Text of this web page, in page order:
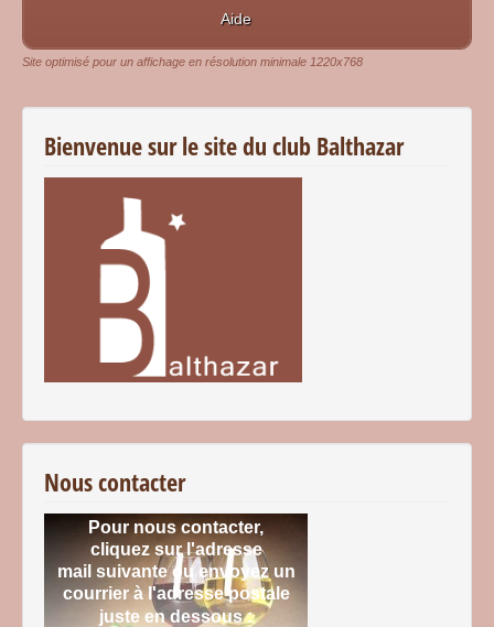
Aide
Site optimisé pour un affichage en résolution minimale 1220x768
Bienvenue sur le site du club Balthazar
Nous contacter
Pour nous contacter,
cliquez sur l'adresse
mail suivante ou envoyez un
courrierà l'adresse postale
juste en dessous :